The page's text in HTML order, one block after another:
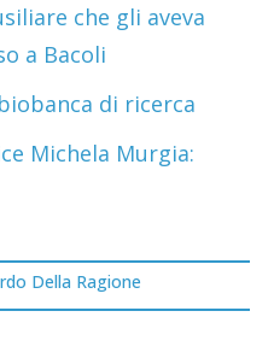
che gli aveva
a Bacoli
di ricerca
Michela Murgia:
Della Ragione